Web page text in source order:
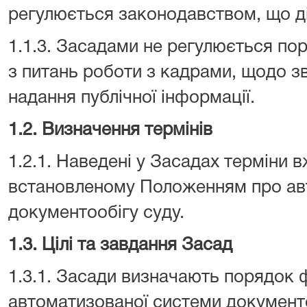
регулюється законодавством, що
1.1.3. Засадами не регулюється
з питань роботи з кадрами, щодо
надання публічної інформації.
1.2. Визначення термінів
1.2.1. Наведені у Засадах терміни
встановленому Положенням про
документообігу суду.
1.3. Цілі та завдання Засад
1.3.1. Засади визначають порядок
автоматизованої системи